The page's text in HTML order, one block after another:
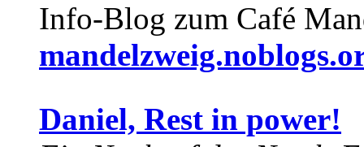
Info-Blog zum Café
Daniel, Rest in power!